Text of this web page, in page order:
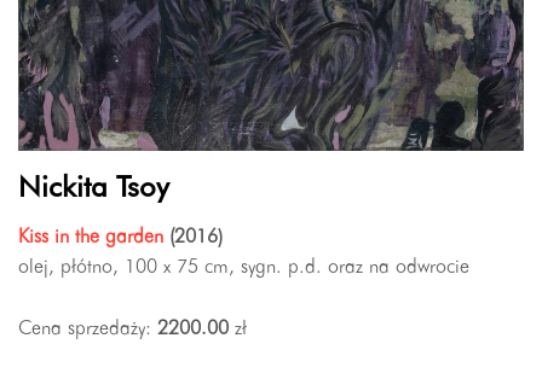
Nickita Tsoy
Kiss in the garden (2016)
olej, płótno, 100 x 75 cm, sygn. p.d. oraz na odwrocie
Cena sprzedaży: 2200.00 zł